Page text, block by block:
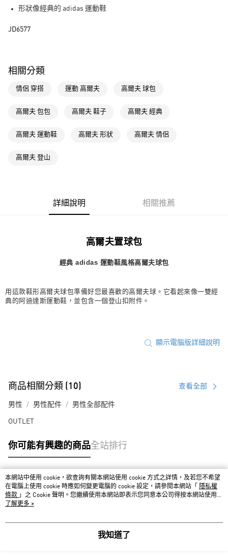
運送方式
付款後全家取貨
每筆NT$80，滿NT$1,500(含以上)免運費
萊爾富取貨付款
每筆NT$80，滿NT$1,500(含以上)免運費
付款後7-11取貨
形狀像經典的 adidas 運動鞋
JD6577
相關分類
情侶 穿搭 運動 高爾夫 高爾夫 球包
高爾夫 包包 高爾夫 鞋子 高爾夫 經典
高爾夫 運動鞋 高爾夫 形狀 高爾夫 情侶
高爾夫 登山
詳細說明 相關推薦
高爾夫置球包
經典 adidas 運動鞋風格高爾夫球包
用這款鞋形高爾夫球包準備好您最喜歡的高爾夫球。它看起來像一雙經
典的阿迪達斯運動鞋，並包含一個登山扣附件。
顯示電腦版詳細說明
商品相關分類 (10) 查看全部
男性 男性配件 男性全部配件
OUTLET
你可能有興趣的商品全站排行
熱門標籤
本網站中使用 cookie，欲查詢有關本網站使用 cookie 方式之詳情，及若您不希望
在電腦上使用 cookie 時應如何變更電腦的 cookie 設定，請參閱本網站「
隱私權
條款 」之 Cookie 聲明。您繼續使用本網站即表示您同意本公司得按本網站使用條
款之 Cookie 聲明使用 cookie。
了解更多 >
我知道了